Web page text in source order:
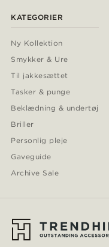
KATEGORIER
Ny Kollektion
Smykker & Ure
Til jakkesættet
Tasker & punge
Beklædning & undertøj
Briller
Personlig pleje
Gaveguide
Archive Sale